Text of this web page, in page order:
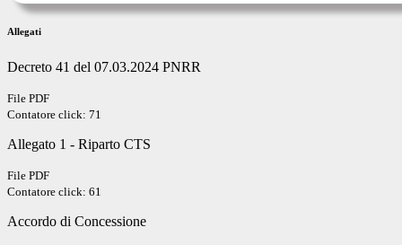
Allegati
Decreto 41 del 07.03.2024 PNRR
File PDF
Contatore click: 71
Allegato 1 - Riparto CTS
File PDF
Contatore click: 61
Accordo di Concessione